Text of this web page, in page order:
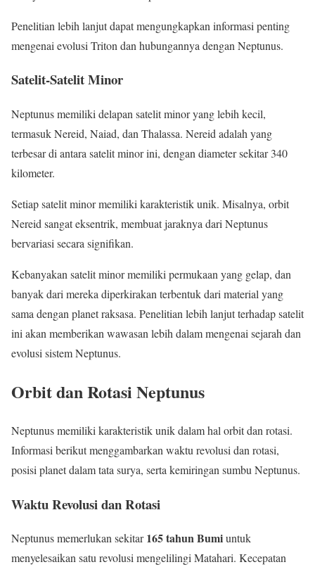
Penelitian lebih lanjut dapat mengungkapkan informasi penting
mengenai evolusi Triton dan hubungannya dengan Neptunus.
Satelit-Satelit Minor
Neptunus memiliki delapan satelit minor yang lebih kecil,
termasuk Nereid, Naiad, dan Thalassa. Nereid adalah yang
terbesar di antara satelit minor ini, dengan diameter sekitar 340
kilometer.
Setiap satelit minor memiliki karakteristik unik. Misalnya, orbit
Nereid sangat eksentrik, membuat jaraknya dari Neptunus
bervariasi secara signifikan.
Kebanyakan satelit minor memiliki permukaan yang gelap, dan
banyak dari mereka diperkirakan terbentuk dari material yang
sama dengan planet raksasa. Penelitian lebih lanjut terhadap satelit
ini akan memberikan wawasan lebih dalam mengenai sejarah dan
evolusi sistem Neptunus.
Orbit dan Rotasi Neptunus
Neptunus memiliki karakteristik unik dalam hal orbit dan rotasi.
Informasi berikut menggambarkan waktu revolusi dan rotasi,
posisi planet dalam tata surya, serta kemiringan sumbu Neptunus.
Waktu Revolusi dan Rotasi
Neptunus memerlukan sekitar165 tahun Bumiuntuk
menyelesaikan satu revolusi mengelilingi Matahari. Kecepatan